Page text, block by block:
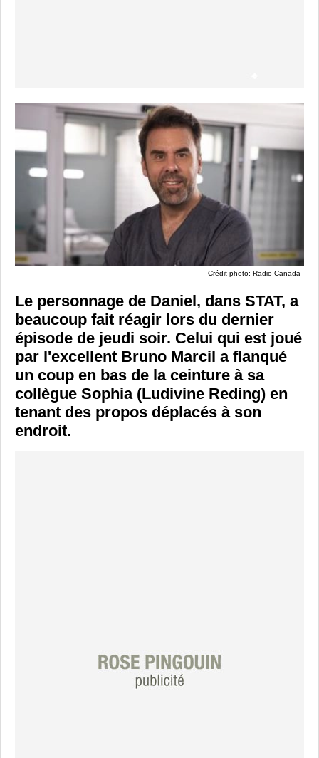
Crédit photo: Radio-Canada
Le personnage de Daniel, dans STAT, a
beaucoup fait réagir lors du dernier
épisode de jeudi soir. Celui qui est joué
par l'excellent Bruno Marcil a flanqué
un coup en bas de la ceinture à sa
collègue Sophia (Ludivine Reding) en
tenant des propos déplacés à son
endroit.